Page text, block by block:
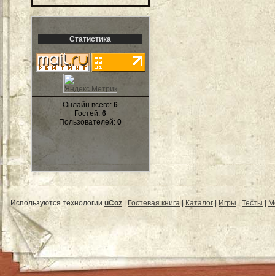
Статистика
Онлайн всего: 6
Гостей: 6
Пользователей: 0
Используются технологии uCoz | Гостевая книга | Каталог | Игры | Тесты |